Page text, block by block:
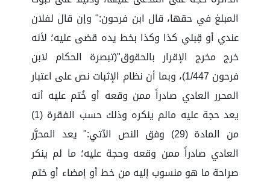
المبلغ في حقها، قال ابن فرحون:" وإن قال لفلان
عندي أو قِبلي كذا وكذا بخط يده قضى عليه؛ لأنه
خرج مخرج الإقرار بالحقوق"(تبصرة الحكام لابن
فرحون 1/447)، وبما أن نظام الإثبات نص على اعتبار
المحرر العادي صادراً ممن وقعه أو خُتم عليه أنه
يعد حجة عليه مالم ينكره وذلك حسب الفقرة (1)
من المادة (29) وفق النص الآتي:" يعد المحرَّر
العادي صادراً ممن وقعه وحجة عليه؛ ما لم ينكر
صراحة ما هو منسوب إليه من خط أو إمضاء أو ختم